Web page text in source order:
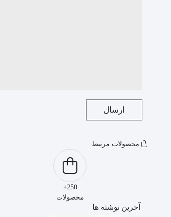
محصولات مرتبط
250+
محصولات
آخرین نوشته ها